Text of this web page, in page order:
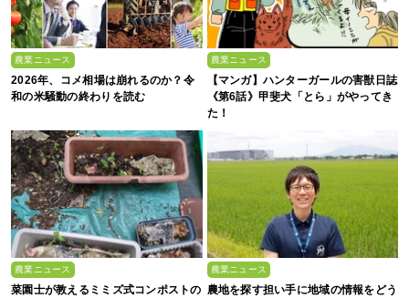
農業ニュース
2026年、コメ相場は崩れるのか？令
和の米騒動の終わりを読む
農業ニュース
【マンガ】ハンターガールの害獣日誌
《第6話》甲斐犬「とら」がやってき
た！
農業ニュース
菜園士が教えるミミズ式コンポストの
農業ニュース
農地を探す担い手に地域の情報をどう